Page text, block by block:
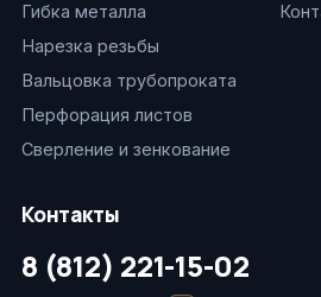
Гибка металла
Нарезка резьбы
Вальцовка трубопроката
Перфорация листов
Сверление и зенкование
Контакты
8 (812) 221-15-02